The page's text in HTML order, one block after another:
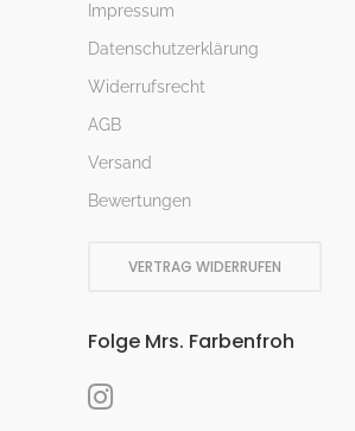
Impressum
Datenschutzerklärung
Widerrufsrecht
AGB
Versand
Bewertungen
VERTRAG WIDERRUFEN
Folge Mrs. Farbenfroh